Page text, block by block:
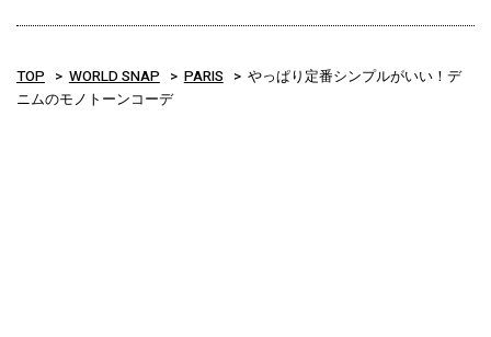
TOP WORLD SNAP PARIS
やっぱり定番シンプルがいい！デ
ニムのモノトーンコーデ